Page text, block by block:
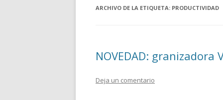
ARCHIVO DE LA ETIQUETA: PRODUCTIVIDAD
NOVEDAD: granizadora
Deja un comentario